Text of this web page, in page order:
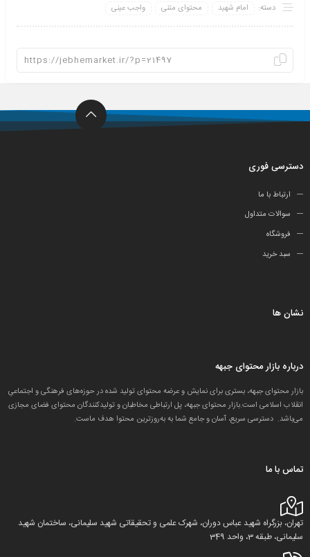
دسته: امام شهید محتوای متنی واجب عینی
دسترسی فوری
ارتباط با ما
سوالات متداول
فروشگاه
سبد خرید
نشان ها
درباره بازار محتوای جبهه
بازار محتوای جبهه، بستری برای نمایش و عرضه محتوای تولید شده در حوزه‌های فرهنگی و اجتماعیِ
انقلاب اسلامی است.بازار محتوای جبهه، پل ارتباطی مخاطبان و تولید‌کنندگان محتوای فضای مجازی
می‌باشد. دسترسی سریع، آسان و جامع شما به به‌روزترین محتوا هدف ماست.
تماس با ما
تهران، بزرگراه شهید عباس دوران، شهرک علمی و تحقیقاتی شهید سلیمانی، ساختمان شهید
سلیمانی، طبقه 3، واحد 349